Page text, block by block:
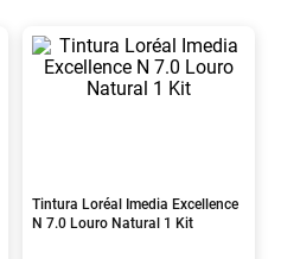
Tintura Loréal Imedia Excellence
N 7.0 Louro Natural 1 Kit